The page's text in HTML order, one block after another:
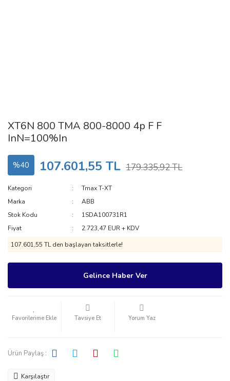
XT6N 800 TMA 800-8000 4p F F
InN=100%In
%40 107.601,55 TL 179.335,92 TL
Kategori
Tmax T-XT
Marka
ABB
Stok Kodu
1SDA100731R1
Fiyat
2.723,47 EUR + KDV
107.601,55 TL den başlayan taksitlerle!
Gelince Haber Ver
Tavsiye Et Yorum Yaz
Ürün Paylaş :
Karşılaştır